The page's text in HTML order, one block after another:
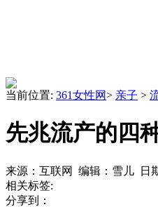
当前位置: 361女性网> 亲子 >
先兆流产的四
来源：互联网 编辑：雪儿 日
相关标签:
分享到：